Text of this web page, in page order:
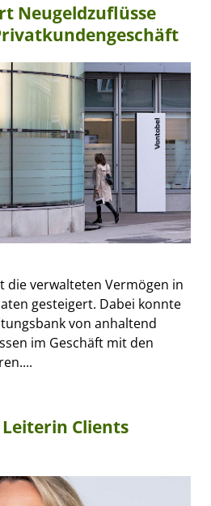
Neugeldzuflüsse
die verwalteten Vermögen in
gesteigert. Dabei konnte
von anhaltend
im Geschäft mit den
Clients